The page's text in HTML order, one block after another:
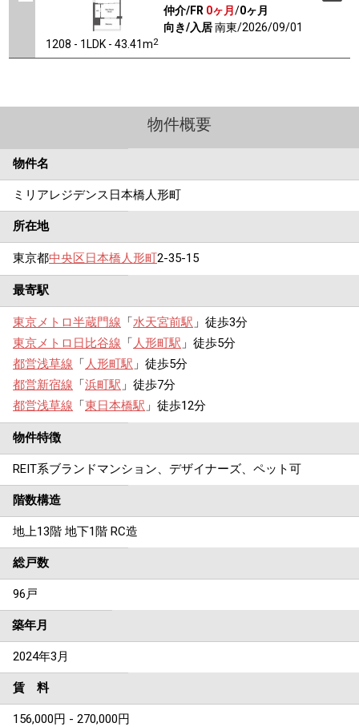
1208 - 1LDK - 43.41m2
仲介/FR 0ヶ月 /0ヶ月
向き/入居南東/2026/09/01
物件概要
物件名
ミリアレジデンス日本橋人形町
所在地
東京都中央区日本橋人形町2-35-15
最寄駅
東京メトロ半蔵門線 「水天宮前駅 」徒歩3分
東京メトロ日比谷線 「人形町駅 」徒歩5分
都営浅草線 「人形町駅 」徒歩5分
都営新宿線 「浜町駅 」徒歩7分
都営浅草線 「東日本橋駅 」徒歩12分
物件特徴
REIT系ブランドマンション、デザイナーズ、ペット可
階数構造
地上13階 地下1階 RC造
総戸数
96戸
築年月
2024年3月
賃 料
156,000円 - 270,000円